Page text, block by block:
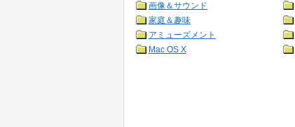
画像＆サウンド
家庭＆趣味
アミューズメント
Mac OS X